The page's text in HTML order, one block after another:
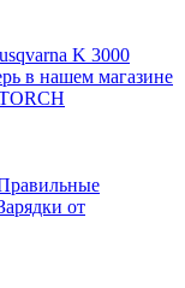
K 3000
в нашем магазине
от